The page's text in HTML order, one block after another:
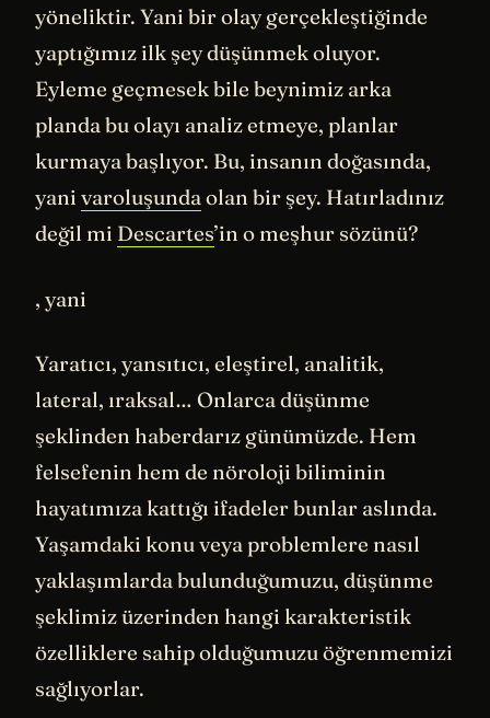
yöneliktir. Yani bir olay gerçekleştiğinde
yaptığımız ilk şey düşünmek oluyor.
Eyleme geçmesek bile beynimiz arka
planda bu olayı analiz etmeye, planlar
kurmaya başlıyor. Bu, insanın doğasında,
yani varoluşundaolan bir şey. Hatırladınız
değil mi Descartes’in o meşhur sözünü?
, yani
Yaratıcı, yansıtıcı, eleştirel, analitik,
lateral, ıraksal… Onlarca düşünme
şeklinden haberdarız günümüzde. Hem
felsefenin hem de nöroloji biliminin
hayatımıza kattığı ifadeler bunlar aslında.
Yaşamdaki konu veya problemlere nasıl
yaklaşımlarda bulunduğumuzu, düşünme
şeklimiz üzerinden hangi karakteristik
özelliklere sahip olduğumuzu öğrenmemizi
sağlıyorlar.